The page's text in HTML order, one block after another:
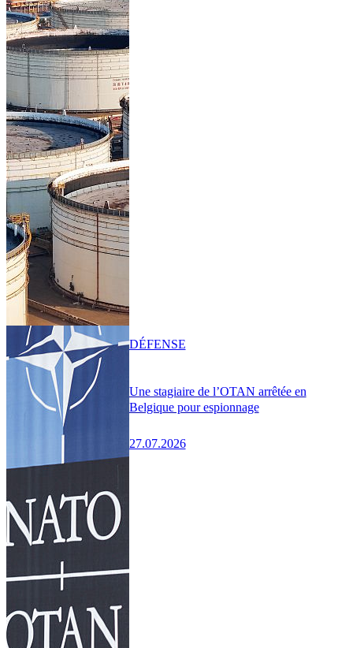
Une stagiaire de l’OTAN arrêtée en
Belgique pour espionnage
27.07.2026
DÉFENSE